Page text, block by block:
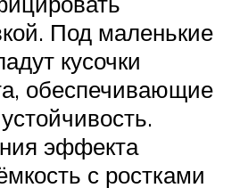
Под маленькие
кусочки
обеспечивающие
эффекта
с ростками